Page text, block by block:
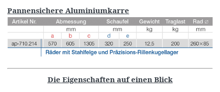
Pannensichere Aluminiumkarre
Die Eigenschaften auf einen Blick